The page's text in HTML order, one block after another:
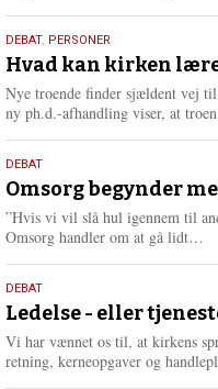
e
r
e
25.
juli
2026
DEBAT, PERSONER
Hvad kan kirken
Nye troende finder sjældent vej
ny ph.d.-afhandling viser, at
9.
juli
2026
DEBAT
Omsorg begynder
”Hvis vi vil slå hul igennem til
Omsorg handler om at gå lidt…
e
r
e
10.
juni
2026
DEBAT
Ledelse - eller
Vi har vænnet os til, at kirkens
retning, kerneopgaver og